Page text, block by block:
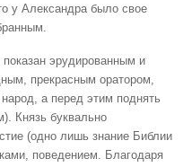
у Александра было свое
эрудированным и
прекрасным оратором,
а перед этим поднять
Князь буквально
(одно лишь знание Библии
поведением. Благодаря